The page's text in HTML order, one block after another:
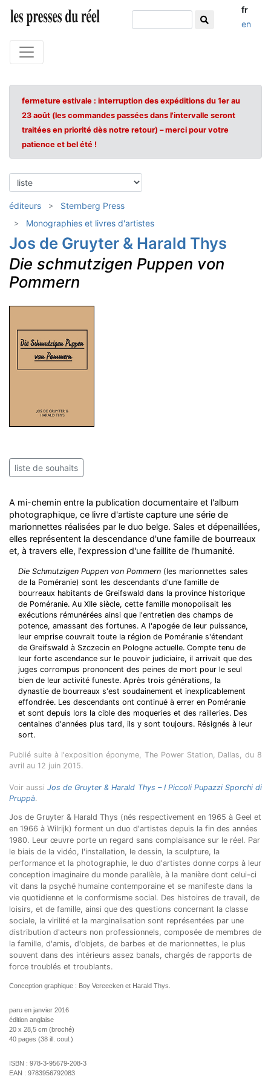
fr
en
fermeture estivale : interruption des expéditions du 1er au
23 août (les commandes passées dans l'intervalle seront
traitées en priorité dès notre retour) – merci pour votre
patience et bel été !
éditeurs
Sternberg Press
Monographies et livres d'artistes
Jos de Gruyter & Harald Thys
Die schmutzigen Puppen von
Pommern
liste de souhaits
A mi-chemin entre la publication documentaire et l'album
photographique, ce livre d'artiste capture une série de
marionnettes réalisées par le duo belge. Sales et dépenaillées,
elles représentent la descendance d'une famille de bourreaux
et, à travers elle, l'expression d'une faillite de l'humanité.
Die Schmutzigen Puppen von Pommern (les marionnettes sales
de la Poméranie) sont les descendants d'une famille de
bourreaux habitants de Greifswald dans la province historique
de Poméranie. Au XIIe siècle, cette famille monopolisait les
exécutions rémunérées ainsi que l'entretien des champs de
potence, amassant des fortunes. A l'apogée de leur puissance,
leur emprise couvrait toute la région de Poméranie s'étendant
de Greifswald à Szczecin en Pologne actuelle. Compte tenu de
leur forte ascendance sur le pouvoir judiciaire, il arrivait que des
juges corrompus prononcent des peines de mort pour le seul
bien de leur activité funeste. Après trois générations, la
dynastie de bourreaux s'est soudainement et inexplicablement
effondrée. Les descendants ont continué à errer en Poméranie
et sont depuis lors la cible des moqueries et des railleries. Des
centaines d'années plus tard, ils y sont toujours. Résignés à leur
sort.
Publié suite à l'exposition éponyme, The Power Station, Dallas, du 8
avril au 12 juin 2015.
Voir aussiJos de Gruyter & Harald Thys – I Piccoli Pupazzi Sporchi di
Pruppà.
Jos de Gruyter & Harald Thys (nés respectivement en 1965 à Geel et
en 1966 à Wilrijk) forment un duo d'artistes depuis la fin des années
1980. Leur œuvre porte un regard sans complaisance sur le réel. Par
le biais de la vidéo, l'installation, le dessin, la sculpture, la
performance et la photographie, le duo d'artistes donne corps à leur
conception imaginaire du monde parallèle, à la manière dont celui-ci
vit dans la psyché humaine contemporaine et se manifeste dans la
vie quotidienne et le conformisme social. Des histoires de travail, de
loisirs, et de famille, ainsi que des questions concernant la classe
sociale, la virilité et la marginalisation sont représentées par une
distribution d'acteurs non professionnels, composée de membres de
la famille, d'amis, d'objets, de barbes et de marionnettes, le plus
souvent dans des intérieurs assez banals, chargés de rapports de
force troublés et troublants.
Conception graphique : Boy Vereecken et Harald Thys.
paru en janvier 2016
édition anglaise
20 x 28,5 cm (broché)
40 pages (38 ill. coul.)
ISBN : 978-3-95679-208-3
EAN : 9783956792083